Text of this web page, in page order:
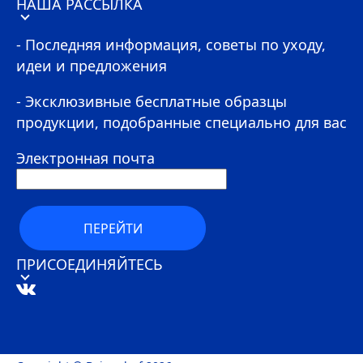
НАША РАССЫЛКА
- Последняя информация, советы по уходу,
идеи и предложения
- Эксклюзивные бесплатные образцы
продукции, подобранные специально для вас
Электронная почта
ПЕРЕЙТИ
ПРИСОЕДИНЯЙТЕСЬ